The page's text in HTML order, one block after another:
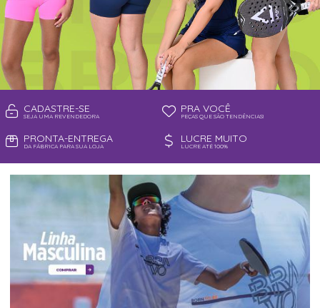
CADASTRE-SE
SEJA UMA REVENDEDORA
PRA VOCÊ
PEÇAS QUE SÃO TENDÊNCIAS!
PRONTA-ENTREGA
DA FÁBRICA PARA SUA LOJA
LUCRE MUITO
LUCRE ATÉ 100%